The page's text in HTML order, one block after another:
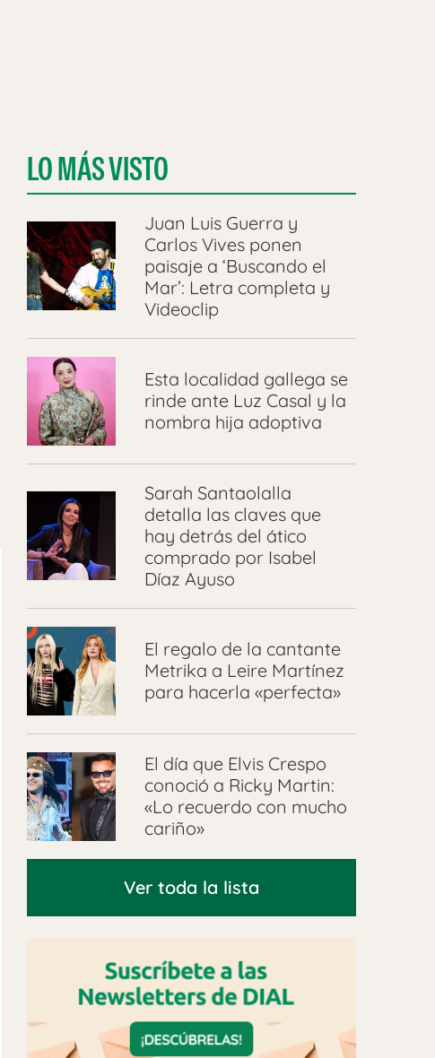
LO MÁS VISTO
Juan Luis Guerra y
Carlos Vives ponen
paisaje a ‘Buscando el
Mar’: Letra completa y
Videoclip
Esta localidad gallega se
rinde ante Luz Casal y la
nombra hija adoptiva
Sarah Santaolalla
detalla las claves que
hay detrás del ático
comprado por Isabel
Díaz Ayuso
El regalo de la cantante
Metrika a Leire Martínez
para hacerla «perfecta»
El día que Elvis Crespo
conoció a Ricky Martin:
«Lo recuerdo con mucho
cariño»
Ver toda la lista